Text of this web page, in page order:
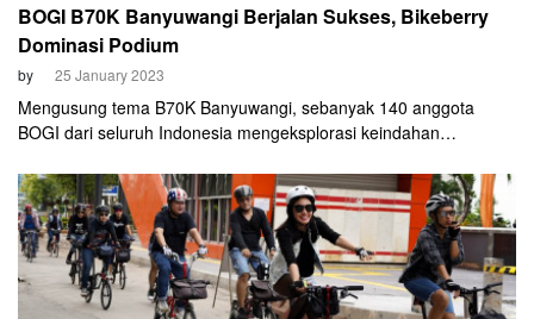
BOGI B70K Banyuwangi Berjalan Sukses, Bikeberry
Dominasi Podium
by 25 January 2023
Mengusung tema B70K Banyuwangi, sebanyak 140 anggota
BOGI dari seluruh Indonesia mengeksplorasi keindahan